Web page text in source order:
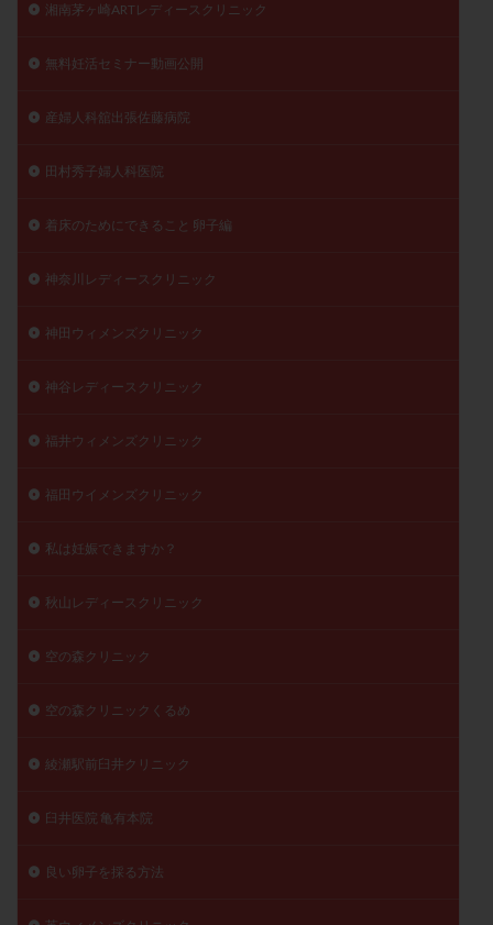
湘南茅ヶ崎ARTレディースクリニック
無料妊活セミナー動画公開
産婦人科舘出張佐藤病院
田村秀子婦人科医院
着床のためにできること 卵子編
神奈川レディースクリニック
神田ウィメンズクリニック
神谷レディースクリニック
福井ウィメンズクリニック
福田ウイメンズクリニック
私は妊娠できますか？
秋山レディースクリニック
空の森クリニック
空の森クリニックくるめ
綾瀬駅前臼井クリニック
臼井医院 亀有本院
良い卵子を採る方法